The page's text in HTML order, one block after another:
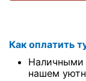
Как оплатить
Наличными
нашем